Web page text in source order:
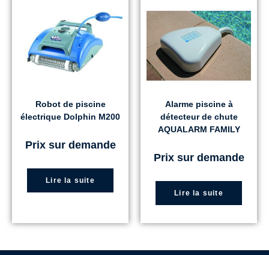
Robot de piscine
électrique Dolphin M200
Prix sur demande
Lire la suite
Alarme piscine à
détecteur de chute
AQUALARM FAMILY
Prix sur demande
Lire la suite